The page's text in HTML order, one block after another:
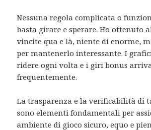
Nessuna regola complicata o
basta girare e sperare. Ho ottenuto
vincite qua e là, niente di enorme,
per mantenerlo interessante. I
ridere ogni volta e i giri bonus
frequentemente.
La trasparenza e la verificabilità di
sono elementi fondamentali per
ambiente di gioco sicuro, equo e